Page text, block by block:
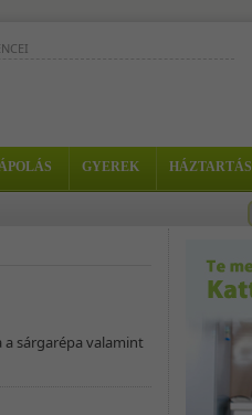
A cékla, az alma és a sárgarépa külön-
külön is kitűnő vitaminforrás. Ezzel a
ízlésednek megfelelően
GYEREK HÁZTARTÁS
sárgarépa valamint